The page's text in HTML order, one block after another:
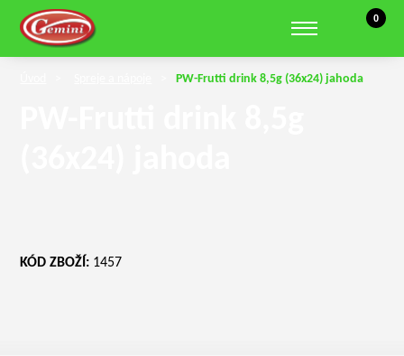
Zobrazit hledání
0
Košík, 0
PW-Frutti drink 8,5g (36x24) jahoda
KÓD ZBOŽÍ: 1457